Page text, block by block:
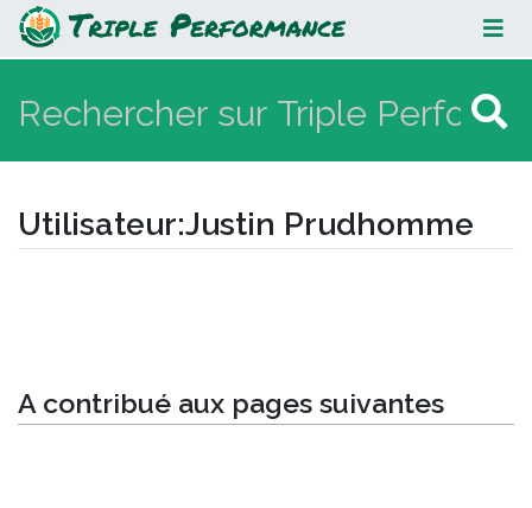
Justin Prudhomme
Utilisateur:Justin Prudhomme
A contribué aux pages suivantes